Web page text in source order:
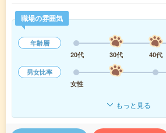
職場の雰囲気
年齢層
20代
30代 40代
男女比率
女性
もっと見る